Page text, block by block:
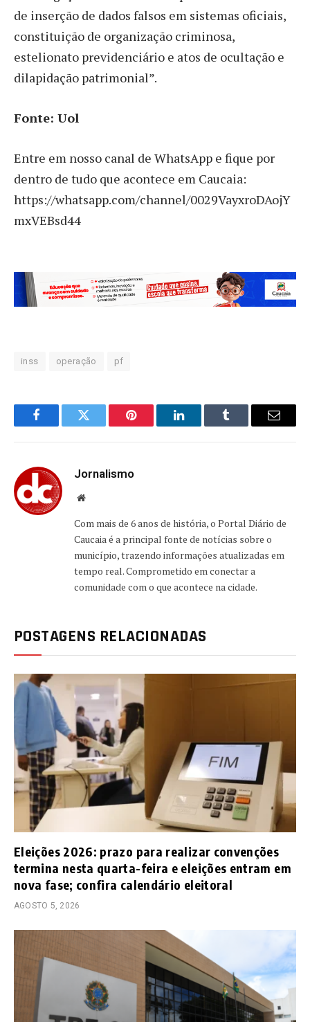
de inserção de dados falsos em sistemas oficiais,
constituição de organização criminosa,
estelionato previdenciário e atos de ocultação e
dilapidação patrimonial”.
Fonte: Uol
Entre em nosso canal de WhatsApp e fique por
dentro de tudo que acontece em Caucaia:
https://whatsapp.com/channel/0029VayxroDAojY
mxVEBsd44
inss operação pf
FacebookTwitter Pinterest LinkedInTumblr Email
Jornalismo
Website
Com mais de 6 anos de história, o Portal Diário de
Caucaia é a principal fonte de notícias sobre o
município, trazendo informações atualizadas em
tempo real. Comprometido em conectar a
comunidade com o que acontece na cidade.
POSTAGENS RELACIONADAS
Eleições 2026: prazo para realizar convenções
termina nesta quarta-feira e eleições entram em
nova fase; confira calendário eleitoral
AGOSTO 5, 2026